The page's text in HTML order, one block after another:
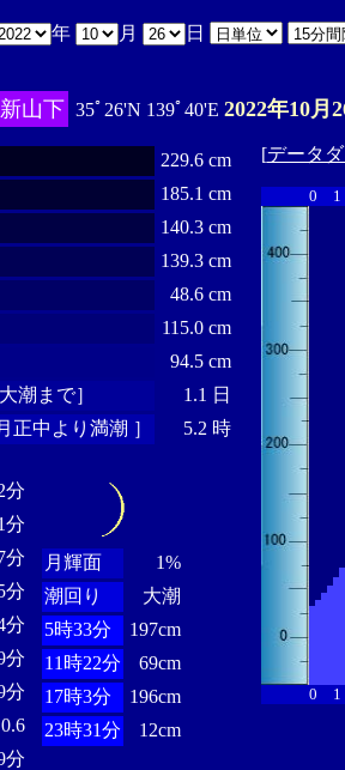
年 月 日
山下 35ﾟ26'N 139ﾟ40'E 2022年10月
229.6 cm
185.1 cm
140.3 cm
139.3 cm
48.6 cm
115.0 cm
94.5 cm
潮まで］
1.1 日
正中より満潮 ］
5.2 時
分
分
分
分
分
分
分
0.6
分
月輝面
1%
潮回り
大潮
5時33分
197cm
11時22分
69cm
17時3分
196cm
23時31分
12cm
[データ
0 1
0 1